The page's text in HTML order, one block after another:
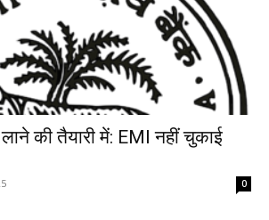
की तैयारी में: EMI नहीं चुकाई
0